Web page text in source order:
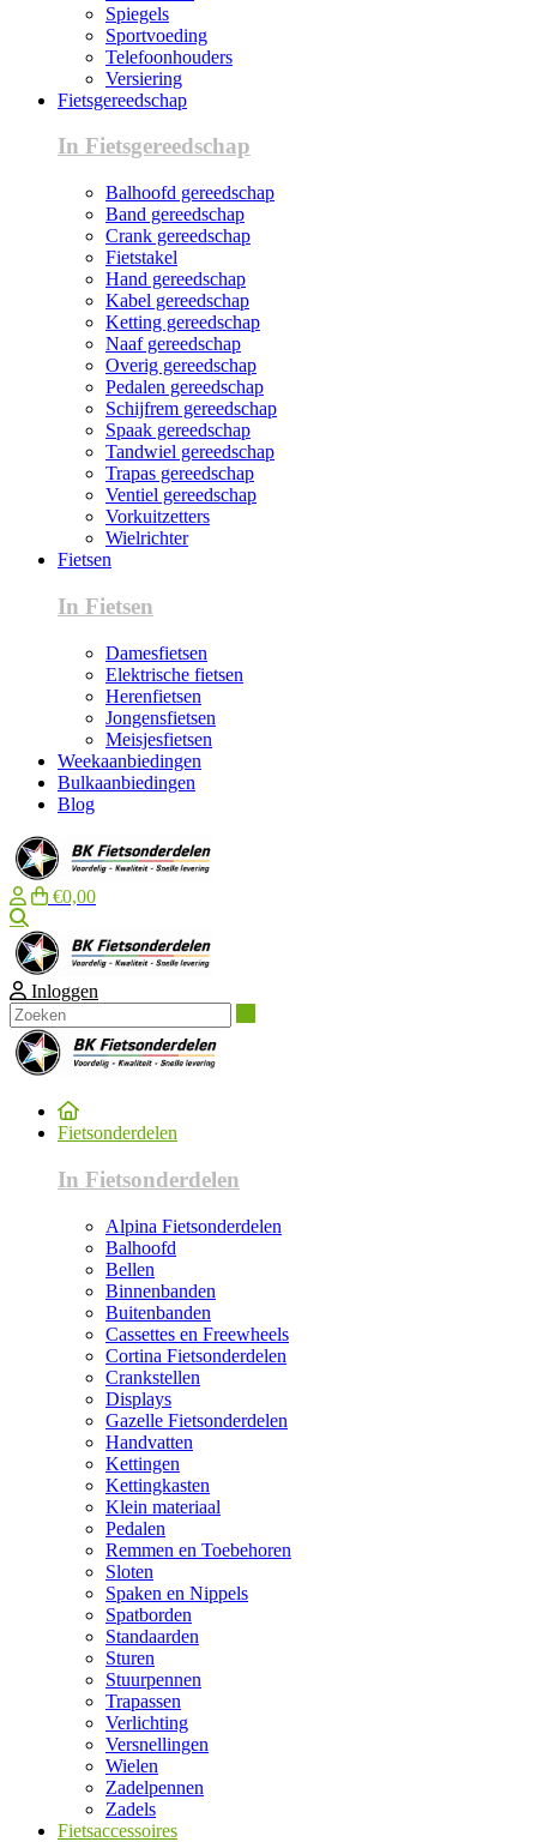
Spiegels
Sportvoeding
Telefoonhouders
Versiering
Fietsgereedschap
In Fietsgereedschap
Balhoofd gereedschap
Band gereedschap
Crank gereedschap
Fietstakel
Hand gereedschap
Kabel gereedschap
Ketting gereedschap
Naaf gereedschap
Overig gereedschap
Pedalen gereedschap
Schijfrem gereedschap
Spaak gereedschap
Tandwiel gereedschap
Trapas gereedschap
Ventiel gereedschap
Vorkuitzetters
Wielrichter
Fietsen
In Fietsen
Damesfietsen
Elektrische fietsen
Herenfietsen
Jongensfietsen
Meisjesfietsen
Weekaanbiedingen
Bulkaanbiedingen
Blog
€0,00
Inloggen
Fietsonderdelen
In Fietsonderdelen
Alpina Fietsonderdelen
Balhoofd
Bellen
Binnenbanden
Buitenbanden
Cassettes en Freewheels
Cortina Fietsonderdelen
Crankstellen
Displays
Gazelle Fietsonderdelen
Handvatten
Kettingen
Kettingkasten
Klein materiaal
Pedalen
Remmen en Toebehoren
Sloten
Spaken en Nippels
Spatborden
Standaarden
Sturen
Stuurpennen
Trapassen
Verlichting
Versnellingen
Wielen
Zadelpennen
Zadels
Fietsaccessoires